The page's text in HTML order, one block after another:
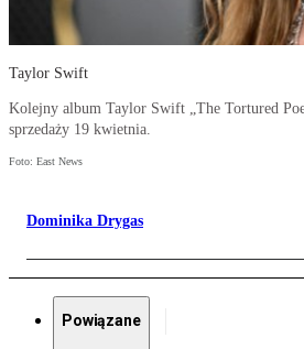
Taylor Swift
Kolejny album Taylor Swift „The Tortured
sprzedaży 19 kwietnia.
Foto: East News
Dominika Drygas
Powiązane